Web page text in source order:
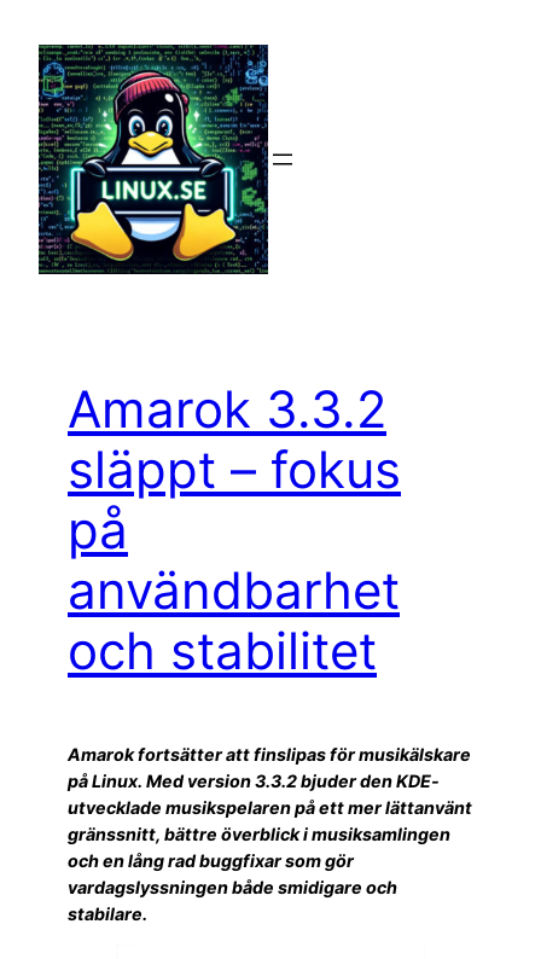
innehåll
Amarok 3.3.2
släppt – fokus
på
användbarhet
och stabilitet
Amarok fortsätter att finslipas för musikälskare
på Linux. Med version 3.3.2 bjuder den KDE-
utvecklade musikspelaren på ett mer lättanvänt
gränssnitt, bättre överblick i musiksamlingen
och en lång rad buggfixar som gör
vardagslyssningen både smidigare och
stabilare.